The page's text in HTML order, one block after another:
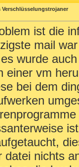
Verschlüsselungstrojaner
ist die
mail
wurde
einer vm
bei dem
datei nichts